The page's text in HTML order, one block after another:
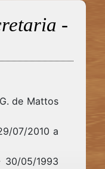
-
de Mattos
07/2010 a
30/05/1993